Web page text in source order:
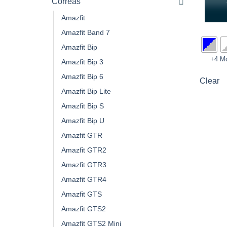
Amazfit
Amazfit Band 7
Amazfit Bip
Amazfit Bip 3
Amazfit Bip 6
Amazfit Bip Lite
Amazfit Bip S
Amazfit Bip U
Amazfit GTR
Amazfit GTR2
Amazfit GTR3
Amazfit GTR4
Amazfit GTS
Amazfit GTS2
Amazfit GTS2 Mini
+4
Clear